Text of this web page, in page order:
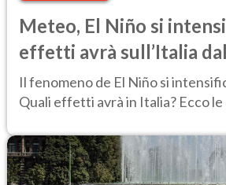
Meteo, El Niño si
effetti avrà sull’Italia
Il fenomeno de El Niño si
Quali effetti avrà in Italia? Ecco